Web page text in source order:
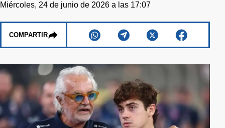
Miércoles, 24 de junio de 2026 a las 17:07
COMPARTIR